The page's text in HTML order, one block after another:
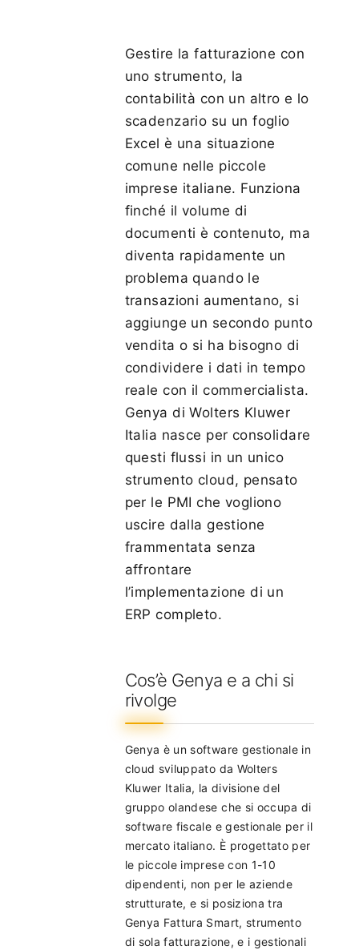
Gestire la fatturazione con
uno strumento, la
contabilità con un altro e lo
scadenzario su un foglio
Excel è una situazione
comune nelle piccole
imprese italiane. Funziona
finché il volume di
documenti è contenuto, ma
diventa rapidamente un
problema quando le
transazioni aumentano, si
aggiunge un secondo punto
vendita o si ha bisogno di
condividere i dati in tempo
reale con il commercialista.
Genya di Wolters Kluwer
Italia nasce per consolidare
questi flussi in un unico
strumento cloud, pensato
per le PMI che vogliono
uscire dalla gestione
frammentata senza
affrontare
l’implementazione di un
ERP completo.
Cos’è Genya e a chi si
rivolge
Genya è un software gestionale in
cloud sviluppato da Wolters
Kluwer Italia, la divisione del
gruppo olandese che si occupa di
software fiscale e gestionale per il
mercato italiano. È progettato per
le piccole imprese con 1-10
dipendenti, non per le aziende
strutturate, e si posiziona tra
Genya Fattura Smart, strumento
di sola fatturazione, e i gestionali